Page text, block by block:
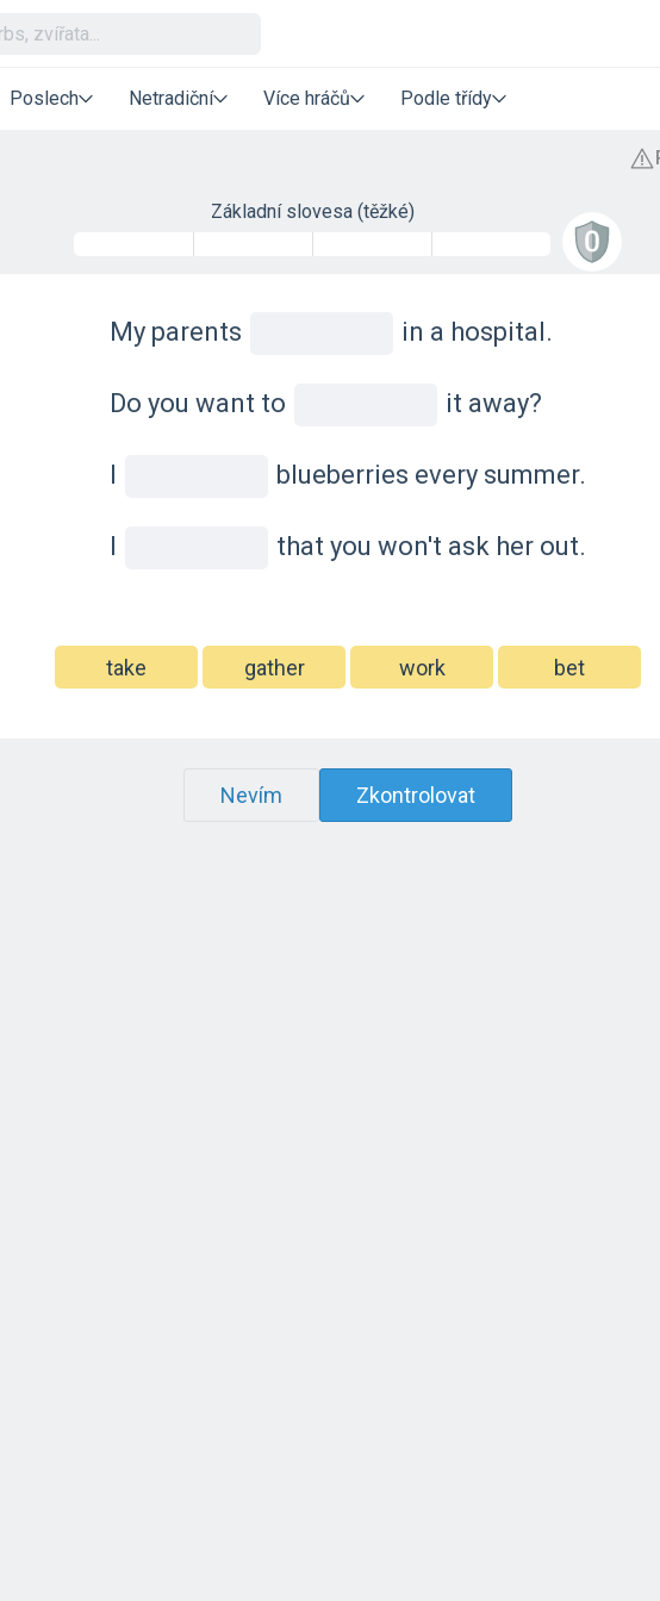
Poslech Netradiční Více hráčů Podle třídy
Základní slovesa (těžké)
My parents in a hospital.
Do you want to it away?
I blueberries every summer.
I that you won't ask her out.
take gather work bet
Nevím Zkontrolovat